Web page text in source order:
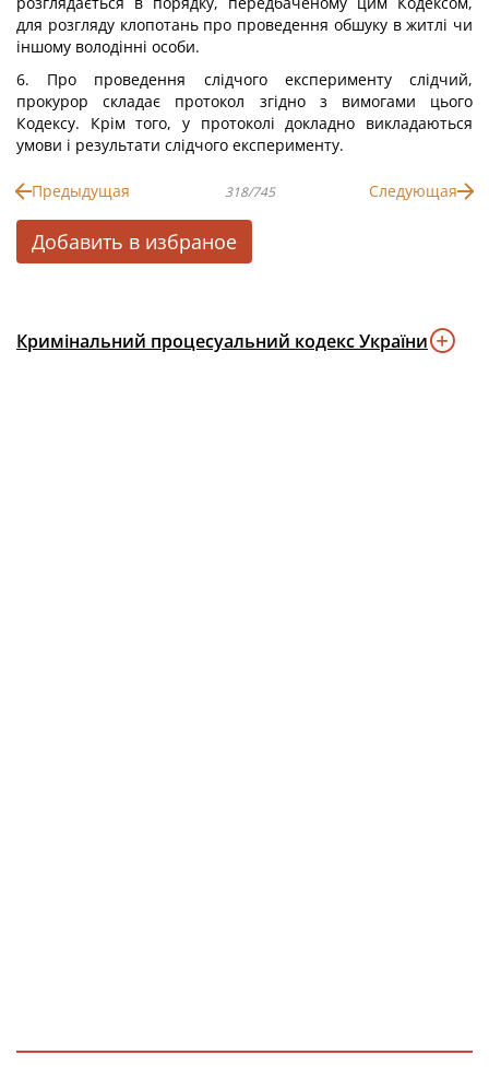
для розгляду клопотань про проведення обшуку в житлі чи
іншому володінні особи.
6. Про проведення слідчого експерименту слідчий,
прокурор складає протокол згідно з вимогами цього
Кодексу. Крім того, у протоколі докладно викладаються
умови і результати слідчого експерименту.
Предыдущая 318/745 Следующая
Добавить в избраное
Кримінальний процесуальний кодекс України